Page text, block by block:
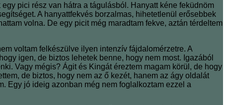
pici rész van hátra a tágulásból. Hanyatt kéne feküdnöm
A hanyattfekvés borzalmas, hihetetlenül erősebbek
volna. De egy picit még maradtam fekve, aztán térdeltem
voltam felkészülve ilyen intenzív fájdalomérzetre. A
igen, de biztos lehetek benne, hogy nem most. Igazából
Vagy mégis? Ágit és Kingát éreztem magam körül, de hogy
de biztos, hogy nem az ő kezét, hanem az ágy oldalát
Egy jó ideig azonban még nem foglalkoztam ezzel a